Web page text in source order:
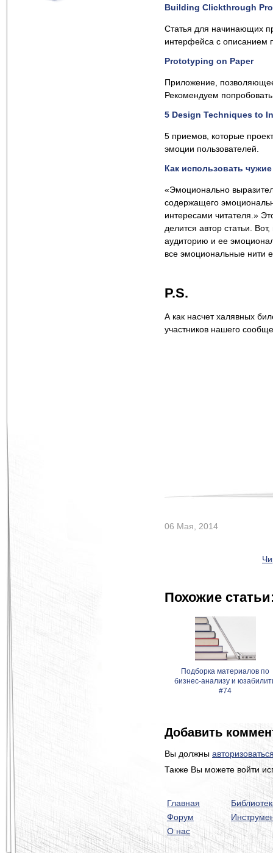
Building Clickthrough
Статья для начинающих
интерфейса с описанием
Prototyping on Paper
Приложение,
Рекомендуем
5 Design Techniques to
5 приемов, которые
эмоции пользователей.
Как использовать
«Эмоционально
содержащего
интересами читателя.»
делится автор статьи.
аудиторию и ее
все эмоциональные нити
P.S.
А как насчет халявных
участников нашего
06 Мая, 2014
Похожие
Подборка материалов по
бизнес-анализу и
#74
Добавить
Вы должны
Также Вы можете войти
Главная
Форум
О нас